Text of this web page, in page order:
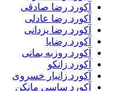
آکورد رضا صادقی
آکورد رضا عادلی
آکورد رضا یزدانی
آکورد رضایا
آکورد روزبه بمانی
آکورد زانکو
آکورد زانیار خسروی
آکورد ساسی مانکن